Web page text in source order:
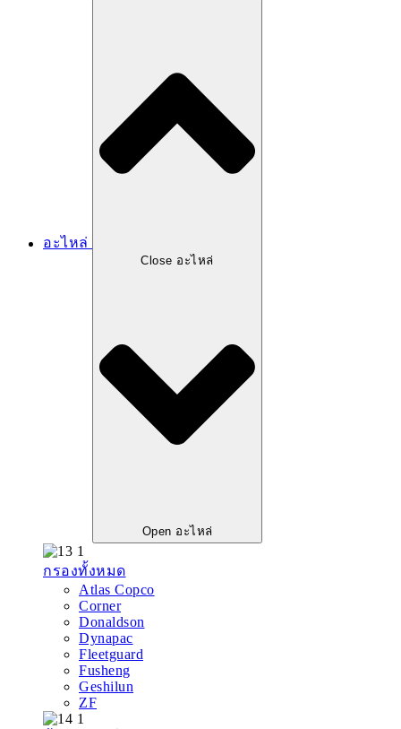
อะไหล่
Close อะไหล่
Open อะไหล่
กรองทั้งหมด
Atlas Copco
Corner
Donaldson
Dynapac
Fleetguard
Fusheng
Geshilun
ZF